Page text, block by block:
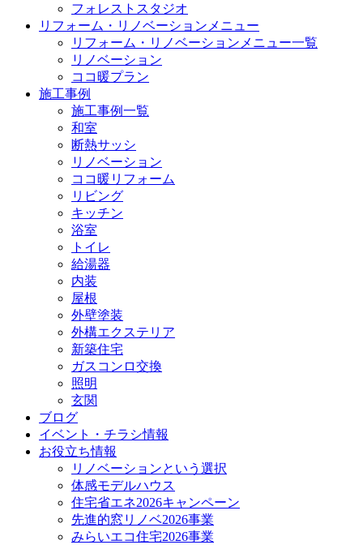
フォレストスタジオ
リフォーム・リノベーションメニュー
リフォーム・リノベーションメニュー一覧
リノベーション
ココ暖プラン
施工事例
施工事例一覧
和室
断熱サッシ
リノベーション
ココ暖リフォーム
リビング
キッチン
浴室
トイレ
給湯器
内装
屋根
外壁塗装
外構エクステリア
新築住宅
ガスコンロ交換
照明
玄関
ブログ
イベント・チラシ情報
お役立ち情報
リノベーションという選択
体感モデルハウス
住宅省エネ2026キャンペーン
先進的窓リノベ2026事業
みらいエコ住宅2026事業